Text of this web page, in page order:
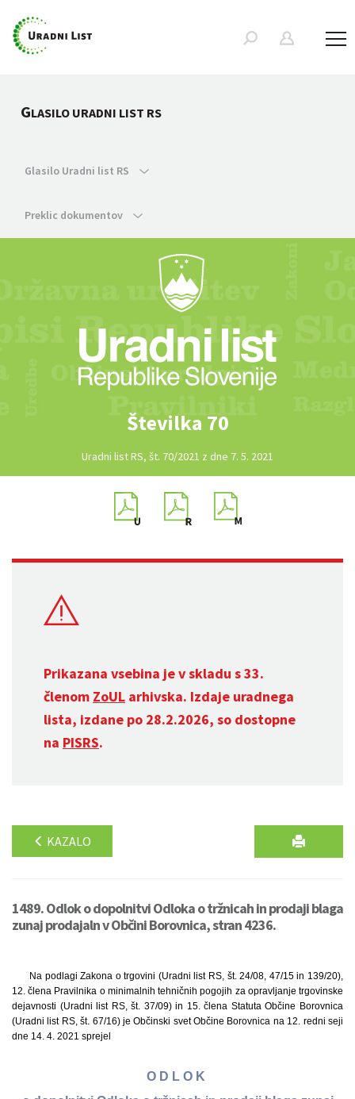
GLASILO URADNI LIST RS
Glasilo Uradni list RS
Preklic dokumentov
Številka 70
Uradni list RS, št. 70/2021 z dne 7. 5. 2021
Prikazana vsebina je v skladu s 33.
členom ZoUL arhivska. Izdaje uradnega
lista, izdane po 28.2.2026, so dostopne
na PISRS.
KAZALO
1489. Odlok o dopolnitvi Odloka o tržnicah in prodaji blaga
zunaj prodajaln v Občini Borovnica, stran 4236.
Na podlagi Zakona o trgovini (Uradni list RS, št. 24/08, 47/15 in 139/20),
12. člena Pravilnika o minimalnih tehničnih pogojih za opravljanje trgovinske
dejavnosti (Uradni list RS, št. 37/09) in 15. člena Statuta Občine Borovnica
(Uradni list RS, št. 67/16) je Občinski svet Občine Borovnica na 12. redni seji
dne 14. 4. 2021 sprejel
O D L O K